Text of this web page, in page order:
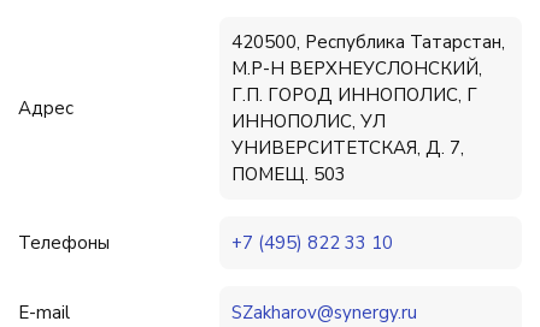
Адрес
420500, Республика Татарстан,
М.Р-Н ВЕРХНЕУСЛОНСКИЙ,
Г.П. ГОРОД ИННОПОЛИС, Г
ИННОПОЛИС, УЛ
УНИВЕРСИТЕТСКАЯ, Д. 7,
ПОМЕЩ. 503
Телефоны +7 (495) 822 33 10
E-mail SZakharov@synergy.ru